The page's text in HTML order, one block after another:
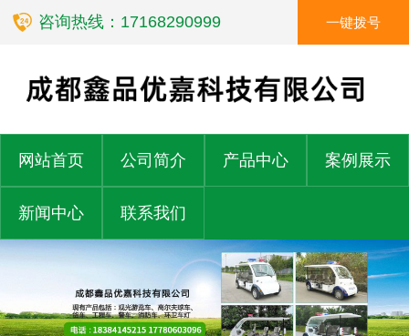
咨询热线：17168290999 一键拨号
网站首页 公司简介 产品中心 案例展示
新闻中心 联系我们